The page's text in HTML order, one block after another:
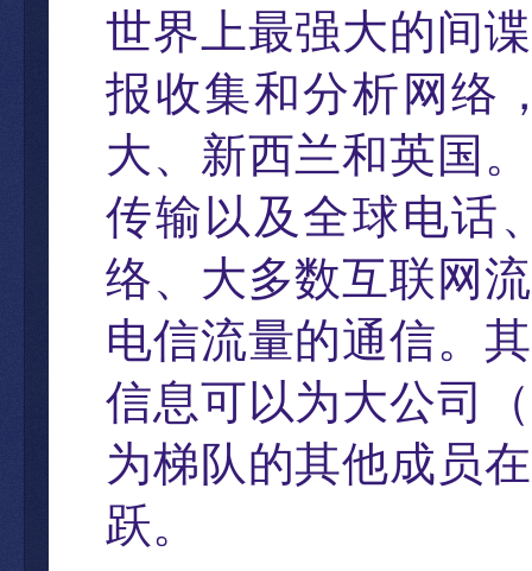
世界上最强大的间
报收集和分析网络
大、新西兰和英国
传输以及全球电话
络、大多数互联网
电信流量的通信。
信息可以为大公司
（
为梯队的其他成员
跃。